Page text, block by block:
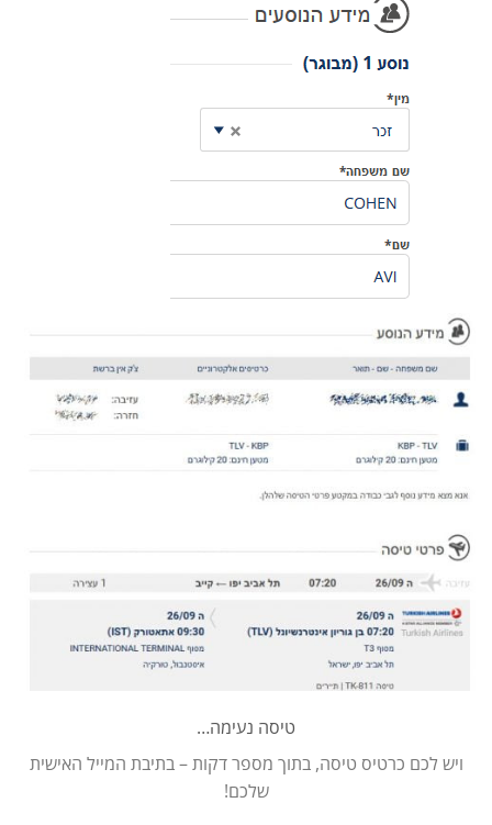
טיסה נעימה…
ויש לכם כרטיס טיסה, בתוך מספר דקות – בתיבת המייל האישית
שלכם!